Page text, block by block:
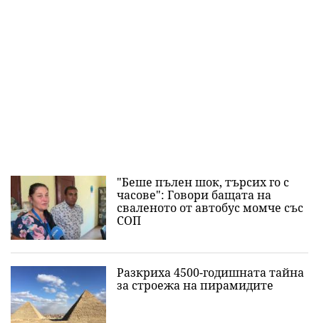
"Беше пълен шок, търсих го с
часове": Говори бащата на
сваленото от автобус момче със
СОП
Разкриха 4500-годишната тайна
за строежа на пирамидите